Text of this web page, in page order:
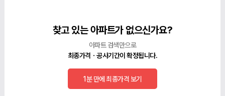
찾고 있는 아파트가 없으신가요?
아파트 검색만으로
최종가격ㆍ공사기간이 확정됩니다.
1분 만에 최종가격 보기